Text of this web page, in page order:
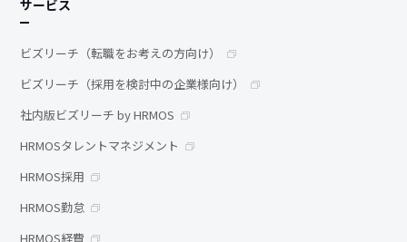
サービス
ビズリーチ（転職をお考えの方向け）
ビズリーチ（採用を検討中の企業様向け）
社内版ビズリーチ by HRMOS
HRMOSタレントマネジメント
HRMOS採用
HRMOS勤怠
HRMOS経費